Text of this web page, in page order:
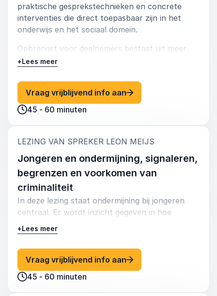
praktische gesprekstechnieken en concrete
interventies die direct toepasbaar zijn in het
onderwijs en het sociaal domein.
Opbrengst voor deelnemers bestaat uit meer
rust, professionele stevigheid en
jongeren, ouders en groepen.
+Lees meer
Vraag vrijblijvend info aan: Leon Meijs Dialoog
45 - 60 minuten
LEZING VAN SPREKER LEON MEIJS
Jongeren en ondermijning, signaleren,
begrenzen en voorkomen van
criminaliteit
In deze lezing staat ondermijning bij jongeren
centraal. Er wordt inzicht gegeven in hoe
criminele netwerken jongeren benaderen,
beïnvloeden en rekruteren. Deelnemers leren
signalen herkennen, risicogedrag duiden en tijdig
begrenzen. De lezing biedt helder
handelingsperspectief voor preventie,
signalering en samenwerking binnen school en
gemeente.
+Lees meer
Vraag vrijblijvend info aan: Leon Meijs Jongeren
45 - 60 minuten